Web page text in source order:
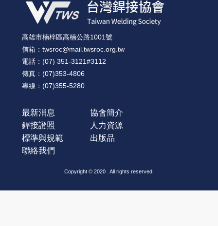
高雄市楠梓區高楠公路1001號
信箱：twsroc@mail.twsroc.org.tw
電話：(07) 351-3121#3112
傳真：(07)353-4806
專線：(07)355-5280
最新消息
協會簡介
銲接證照
人力資源
標準與規範
出版品
聯絡我們
Copyright © 2020 . All rights reserved.